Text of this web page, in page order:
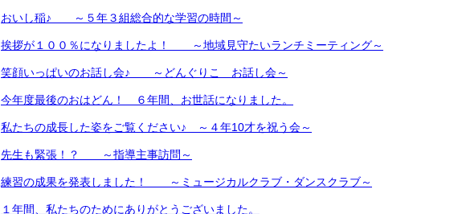
おいし稲♪ ～５年３組総合的な学習の時間～
挨拶が１００％になりましたよ！ ～地域見守たいランチミーティング～
笑顔いっぱいのお話し会♪ ～どんぐりこ お話し会～
今年度最後のおはどん！ ６年間、お世話になりました。
私たちの成長した姿をご覧ください♪ ～４年10才を祝う会～
先生も緊張！？ ～指導主事訪問～
練習の成果を発表しました！ ～ミュージカルクラブ・ダンスクラブ～
１年間、私たちのためにありがとうございました。